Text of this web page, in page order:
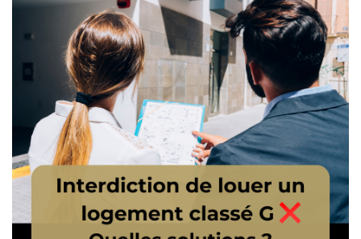
En cochant cette case, j’accepte la politique de confidentialité de ce site.
Vérification